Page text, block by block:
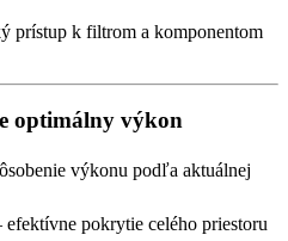
prístup k filtrom a komponentom
optimálny výkon
výkonu podľa aktuálnej
efektívne pokrytie celého priestoru